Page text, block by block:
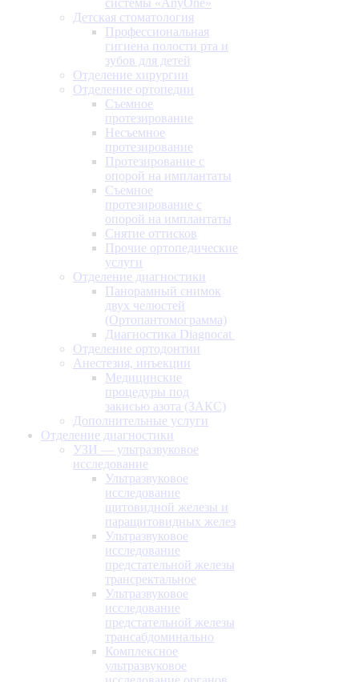
системы «AnyOne»
Детская стоматология
Профессиональная
гигиена полости рта и
зубов для детей
Отделение хирургии
Отделение ортопедии
Съемное
протезирование
Несъемное
протезирование
Протезирование с
опорой на имплантаты
Съемное
протезирование с
опорой на имплантаты
Снятие оттисков
Прочие ортопедические
услуги
Отделение диагностики
Панорамный снимок
двух челюстей
(Ортопантомограмма)
Диагностика Diagnocat
Отделение ортодонтии
Анестезия, инъекции
Медицинские
процедуры под
закисью азота (ЗАКС)
Дополнительные услуги
Отделение диагностики
УЗИ — ультразвуковое
исследование
Ультразвуковое
исследование
щитовидной железы и
паращитовидных желез
Ультразвуковое
исследование
предстательной железы
трансректальное
Ультразвуковое
исследование
предстательной железы
трансабдоминально
Комплексное
ультразвуковое